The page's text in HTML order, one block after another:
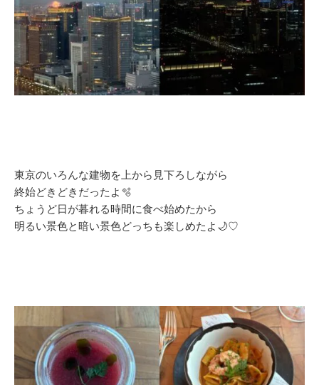
東京のいろんな建物を上から見下ろしながら
終始どきどきだったよ🫧
ちょうど日が暮れる時間に食べ始めたから
明るい景色と暗い景色どっちも楽しめたよ🌙♡